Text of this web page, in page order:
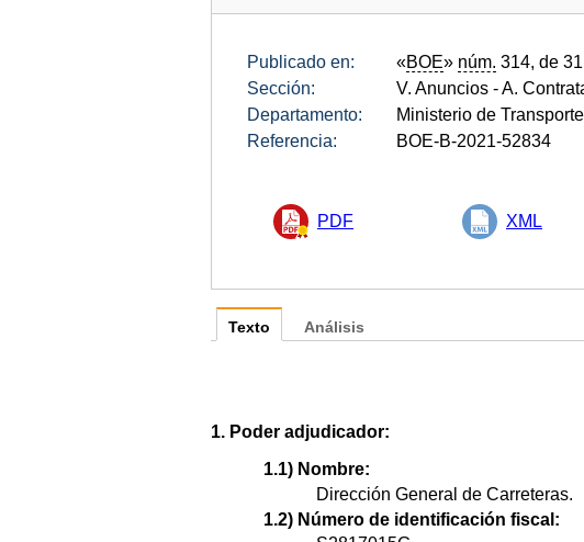
Publicado en: «BOE» núm. 314, de
Sección:
V. Anuncios - A.
Departamento:
Ministerio de
Referencia:
BOE-B-2021-52834
PDF XML
Texto
1. Poder adjudicador:
1.1) Nombre:
Dirección General de Carreteras.
1.2) Número de identificación fiscal:
Análisis